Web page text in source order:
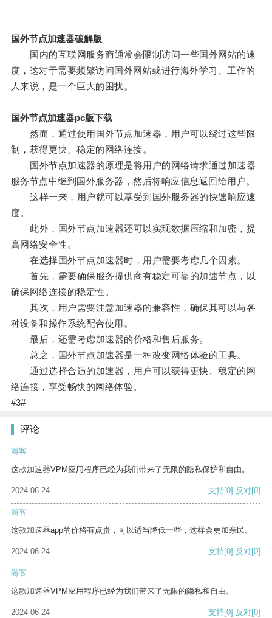
国外节点加速器破解版
国内的互联网服务商通常会限制访问一些国外网站的速
度，这对于需要频繁访问国外网站或进行海外学习、工作的
人来说，是一个巨大的困扰。
国外节点加速器pc版下载
然而，通过使用国外节点加速器，用户可以绕过这些限
制，获得更快、稳定的网络连接。
国外节点加速器的原理是将用户的网络请求通过加速器
服务节点中继到国外服务器，然后将响应信息返回给用户。
这样一来，用户就可以享受到国外服务器的快速响应速
度。
此外，国外节点加速器还可以实现数据压缩和加密，提
高网络安全性。
在选择国外节点加速器时，用户需要考虑几个因素。
首先，需要确保服务提供商有稳定可靠的加速节点，以
确保网络连接的稳定性。
其次，用户需要注意加速器的兼容性，确保其可以与各
种设备和操作系统配合使用。
最后，还需考虑加速器的价格和售后服务。
总之，国外节点加速器是一种改变网络体验的工具。
通过选择合适的加速器，用户可以获得更快、稳定的网
络连接，享受畅快的网络体验。
#3#
评论
游客
这款加速器VPM应用程序已经为我们带来了无限的隐私保护和自由。
2024-06-24 支持[0] 反对[0]
游客
这款加速器app的价格有点贵，可以适当降低一些，这样会更加亲民。
2024-06-24 支持[0] 反对[0]
游客
这款加速器VPM应用程序已经为我们带来了无限的隐私和自由。
2024-06-24 支持[0] 反对[0]